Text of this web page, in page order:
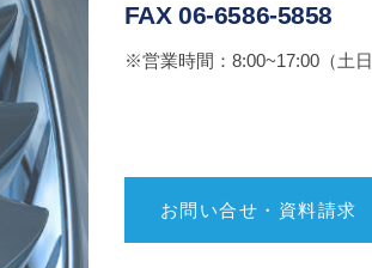
FAX 06-6586-5858
※営業時間：8:00~17:00（土日
お問い合せ・資料請求